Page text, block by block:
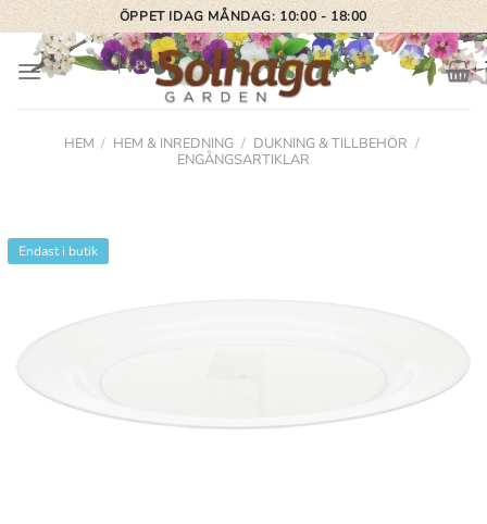
Skip
to
content
ÖPPET IDAG MÅNDAG: 10:00 - 18:00
HEM / HEM & INREDNING / DUKNING & TILLBEHÖR /
ENGÅNGSARTIKLAR
Endast i butik